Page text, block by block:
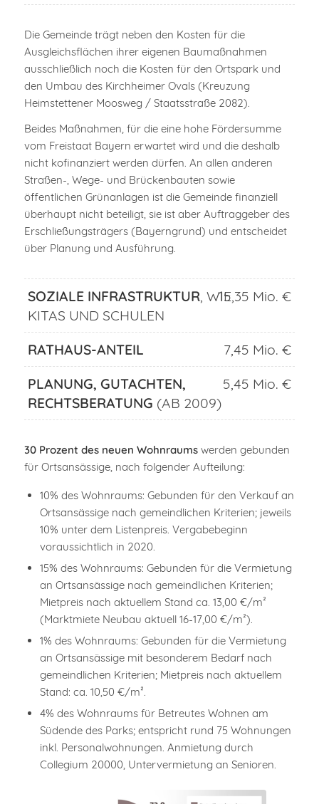
Die Gemeinde trägt neben den Kosten für die
Ausgleichsflächen ihrer eigenen Baumaßnahmen
ausschließlich noch die Kosten für den Ortspark und
den Umbau des Kirchheimer Ovals (Kreuzung
Heimstettener Moosweg / Staatsstraße 2082).
Beides Maßnahmen, für die eine hohe Fördersumme
vom Freistaat Bayern erwartet wird und die deshalb
nicht kofinanziert werden dürfen. An allen anderen
Straßen-, Wege- und Brückenbauten sowie
öffentlichen Grünanlagen ist die Gemeinde finanziell
überhaupt nicht beteiligt, sie ist aber Auftraggeber des
Erschließungsträgers (Bayerngrund) und entscheidet
über Planung und Ausführung.
SOZIALE INFRASTRUKTUR, WIE
KITAS UND SCHULEN
15,35 Mio. €
RATHAUS-ANTEIL
7,45 Mio. €
PLANUNG, GUTACHTEN,
RECHTSBERATUNG (AB 2009)
5,45 Mio. €
30 Prozent des neuen Wohnraumswerden gebunden
für Ortsansässige, nach folgender Aufteilung:
10% des Wohnraums: Gebunden für den Verkauf an
Ortsansässige nach gemeindlichen Kriterien; jeweils
10% unter dem Listenpreis. Vergabebeginn
voraussichtlich in 2020.
15% des Wohnraums: Gebunden für die Vermietung
an Ortsansässige nach gemeindlichen Kriterien;
Mietpreis nach aktuellem Stand ca. 13,00 €/m²
(Marktmiete Neubau aktuell 16-17,00 €/m²).
1% des Wohnraums: Gebunden für die Vermietung
an Ortsansässige mit besonderem Bedarf nach
gemeindlichen Kriterien; Mietpreis nach aktuellem
Stand: ca. 10,50 €/m².
4% des Wohnraums für Betreutes Wohnen am
Südende des Parks; entspricht rund 75 Wohnungen
inkl. Personalwohnungen. Anmietung durch
Collegium 20000, Untervermietung an Senioren.